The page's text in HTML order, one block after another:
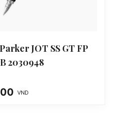
JOT SS GT FP
2030948
VND